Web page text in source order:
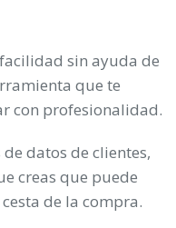
sin ayuda de
que te
con profesionalidad.
datos de clientes,
creas que puede
de la compra.